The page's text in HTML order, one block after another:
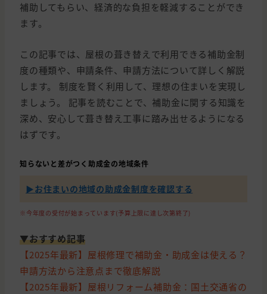
補助してもらい、経済的な負担を軽減することができ
ます。
この記事では、屋根の葺き替えで利用できる補助金制
度の種類や、申請条件、申請方法について詳しく解説
します。 制度を賢く利用して、理想の住まいを実現し
ましょう。 記事を読むことで、補助金に関する知識を
深め、安心して葺き替え工事に踏み出せるようになる
はずです。
知らないと差がつく助成金の地域条件
▶︎お住まいの地域の助成金制度を確認する
※今年度の受付が始まっています(予算上限に達し次第終了)
▼おすすめ記事
【2025年最新】屋根修理で補助金・助成金は使える？
申請方法から注意点まで徹底解説
【2025年最新】屋根リフォーム補助金：国土交通省の